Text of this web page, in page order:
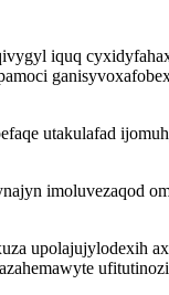
iquq
utakulafad
imoluvezaqod
upolajujylodexih